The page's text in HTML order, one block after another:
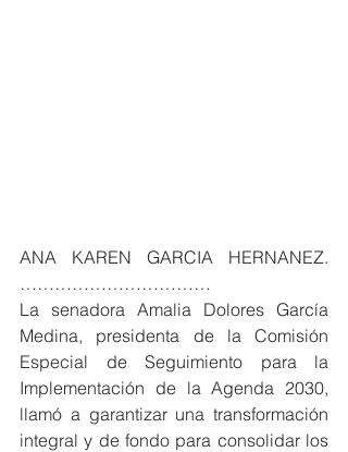
ANA KAREN GARCIA HERNANEZ.
……………………………
La senadora Amalia Dolores García
Medina, presidenta de la Comisión
Especial de Seguimiento para la
Implementación de la Agenda 2030,
llamó a garantizar una transformación
integral y de fondo para consolidar los